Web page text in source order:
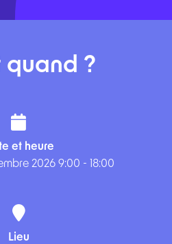
nous ?
quand ?
et heure
2026 9:00 - 18:00
Lieu